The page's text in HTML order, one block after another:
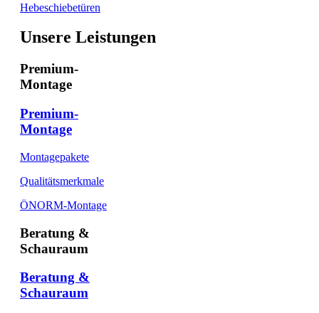
Hebeschiebetüren
Unsere Leistungen
Premium-
Montage
Premium-
Montage
Montagepakete
Qualitätsmerkmale
ÖNORM-Montage
Beratung &
Schauraum
Beratung &
Schauraum